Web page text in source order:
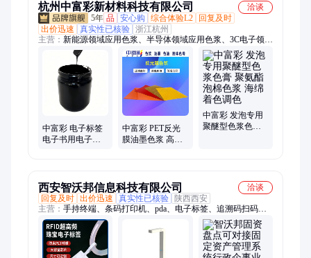
杭州中富彩新材料科技有限公司
洽谈
5年 品 安心购 综合体验L2
回复及时
出价迅速
真实性已核验 浙江杭州
主营： 新能源领域应用色浆、半导体领域应用色浆、3C电子领域
应用色浆、光固化UV色浆、胶粘剂领域应用色浆、聚氨酯发泡
应用色浆、3D打印树脂、塑料制品用色油、涂布领域应用色
浆、胶带保护膜色浆/油墨、增塑剂色浆、氟碳色浆、发泡色
浆、导电色浆、遮光色浆、密封胶色浆
中富彩 电子标签
电子书用电子油
中富彩 PET反光
膜油墨色浆 高光
中富彩 发泡专用
聚醚型色浆色膏
西安智沃邦信息科技有限公司
洽谈
回复及时 出价迅速 真实性已核验
陕西西安
主营： 手持终端、条码打印机、pda、电子标签、追溯码扫码
枪、标签纸